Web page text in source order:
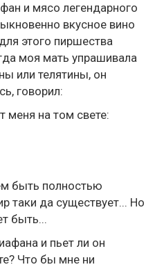
и мясо легендарного
вкусное вино
этого пиршества
моя мать упрашивала
или телятины, он
говорил:
на том свете:
быть полностью
таки да существует... Но
быть...
и пьет ли он
Что бы мне ни